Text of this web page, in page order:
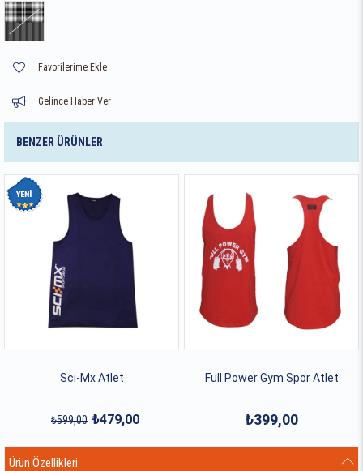
Favorilerime Ekle
Gelince Haber Ver
BENZER ÜRÜNLER
Sci-Mx Atlet
₺479,00
₺599,00
Full Power Gym Spor Atlet
₺399,00
Ürün Özellikleri